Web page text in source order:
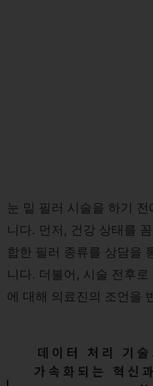
눈 밑 필러 시술을 하기
니다. 먼저, 건강 상태를
합한 필러 종류를 상담을
니다. 더불어, 시술 전후
에 대해 의료진의 조언을
데이터 처리 기
가속화되는 혁신